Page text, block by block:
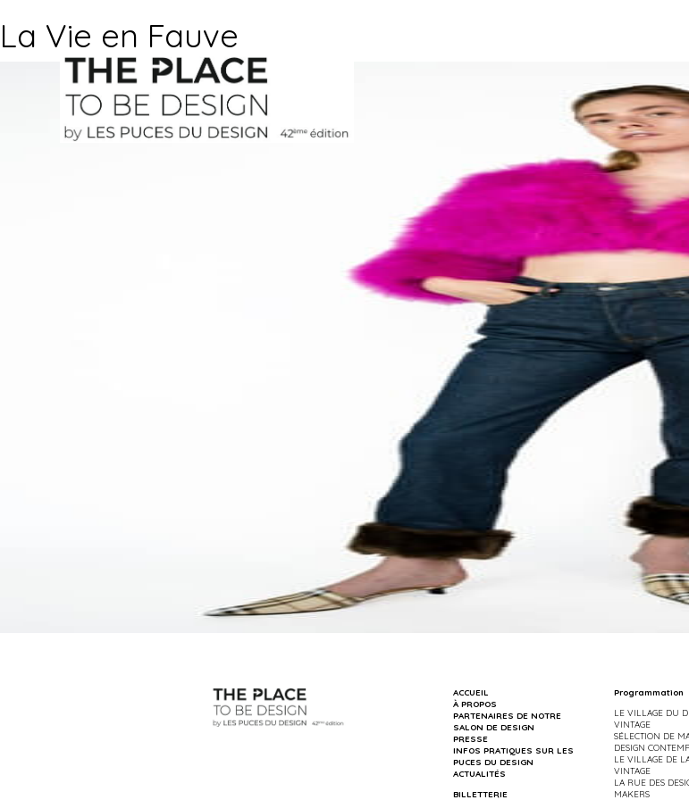
La Vie en Fauve
ACCUEIL
À PROPOS
PARTENAIRES DE NOTRE
SALON DE DESIGN
PRESSE
INFOS PRATIQUES SUR LES
PUCES DU DESIGN
ACTUALITÉS
BILLETTERIE
Programmation
LE VILLAGE DU
VINTAGE
SÉLECTION DE
DESIGN
LE VILLAGE DE
VINTAGE
LA RUE DES
MAKERS